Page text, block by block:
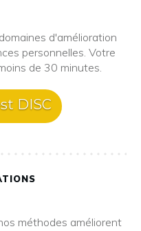
d'amélioration
personnelles. Votre
de 30 minutes.
DISC
méthodes améliorent